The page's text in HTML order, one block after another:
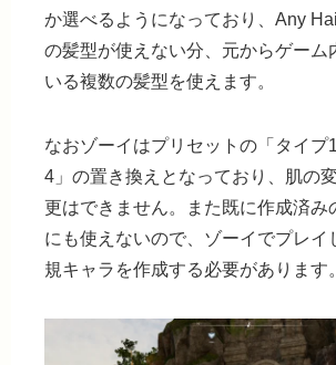
か選べるようになっており、Any
の髪型が使えない分、元からゲーム
いる複数の髪型を使えます。
なおゾーイはプリセットの 「タイ
4」の置き換え となっており、肌の
更はできません。また既に作成済み
にも使えないので、ゾーイでプレイ
規キャラを作成する必要があります。